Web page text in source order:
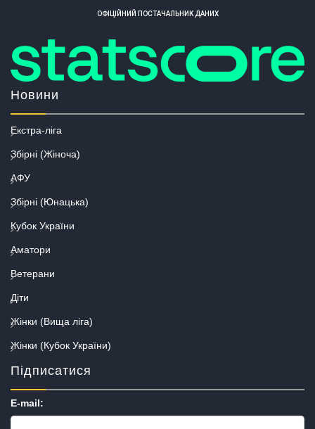
ОФІЦІЙНИЙ ПОСТАЧАЛЬНИК ДАНИХ
Новини
Екстра-ліга
Збірні (Жіноча)
АФУ
Збірні (Юнацька)
Кубок України
Аматори
Ветерани
Діти
Жінки (Вища ліга)
Жінки (Кубок України)
Підписатися
E-mail: